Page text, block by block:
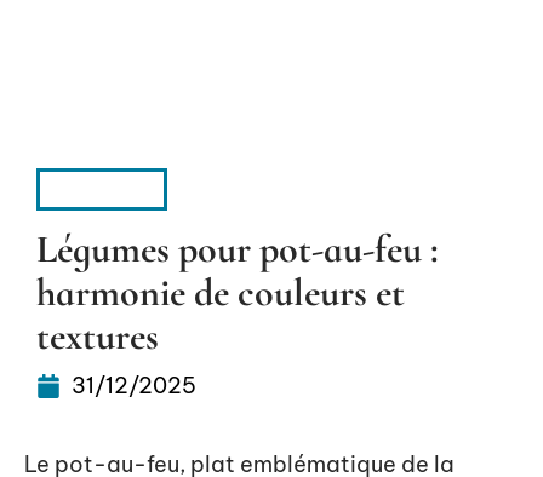
Légumes pour pot-au-feu :
harmonie de couleurs et
textures
31/12/2025
Le pot-au-feu, plat emblématique de la